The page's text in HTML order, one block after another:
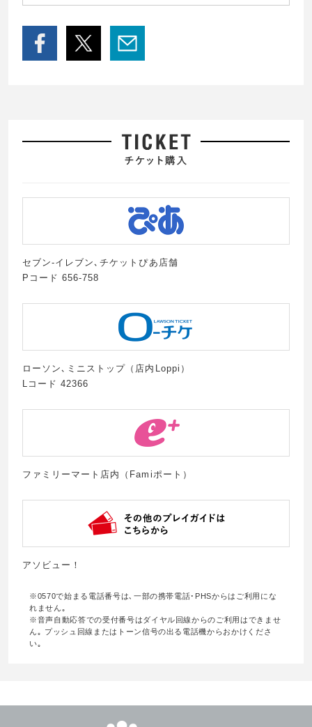
セブン-イレブン､チケットぴあ店舗
Pコード 656-758
ローソン､ミニストップ（店内Loppi）
Lコード 42366
ファミリーマート店内（Famiポート）
アソビュー！
※0570で始まる電話番号は､一部の携帯電話･PHSからはご利用にな
れません｡
※音声自動応答での受付番号はダイヤル回線からのご利用はできませ
ん｡ プッシュ回線またはトーン信号の出る電話機からおかけくださ
い｡